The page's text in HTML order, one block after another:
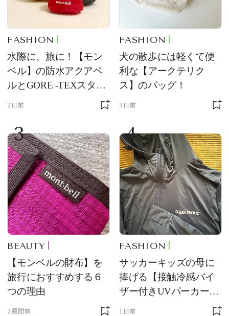
FASHION
水際に、旅に！【モン
ベル】の防水アクアペ
ルとGORE -TEXスタッ
フバッグが優秀すぎる
2日前
FASHION
犬の散歩には軽くて便
利な【アークテリク
ス】のバッグ！
3日前
3
BEAUTY
【モンベルの財布】を
旅行におすすめする６
つの理由
2週間前
4
FASHION
サッカーキッズの母に
捧げる【接触冷感バイ
ザー付きUVパーカー】
1日前